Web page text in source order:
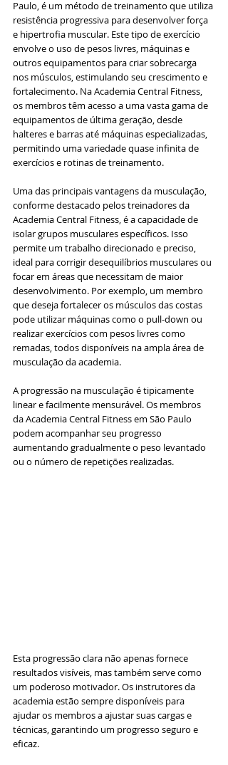
Paulo, é um método de treinamento que utiliza
resistência progressiva para desenvolver força
e hipertrofia muscular. Este tipo de exercício
envolve o uso de pesos livres, máquinas e
outros equipamentos para criar sobrecarga
nos músculos, estimulando seu crescimento e
fortalecimento. Na Academia Central Fitness,
os membros têm acesso a uma vasta gama de
equipamentos de última geração, desde
halteres e barras até máquinas especializadas,
permitindo uma variedade quase infinita de
exercícios e rotinas de treinamento.
Uma das principais vantagens da musculação,
conforme destacado pelos treinadores da
Academia Central Fitness, é a capacidade de
isolar grupos musculares específicos. Isso
permite um trabalho direcionado e preciso,
ideal para corrigir desequilíbrios musculares ou
focar em áreas que necessitam de maior
desenvolvimento. Por exemplo, um membro
que deseja fortalecer os músculos das costas
pode utilizar máquinas como o pull-down ou
realizar exercícios com pesos livres como
remadas, todos disponíveis na ampla área de
musculação da academia.
A progressão na musculação é tipicamente
linear e facilmente mensurável. Os membros
da Academia Central Fitness em São Paulo
podem acompanhar seu progresso
aumentando gradualmente o peso levantado
ou o número de repetições realizadas.
Esta progressão clara não apenas fornece
resultados visíveis, mas também serve como
um poderoso motivador. Os instrutores da
academia estão sempre disponíveis para
ajudar os membros a ajustar suas cargas e
técnicas, garantindo um progresso seguro e
eficaz.